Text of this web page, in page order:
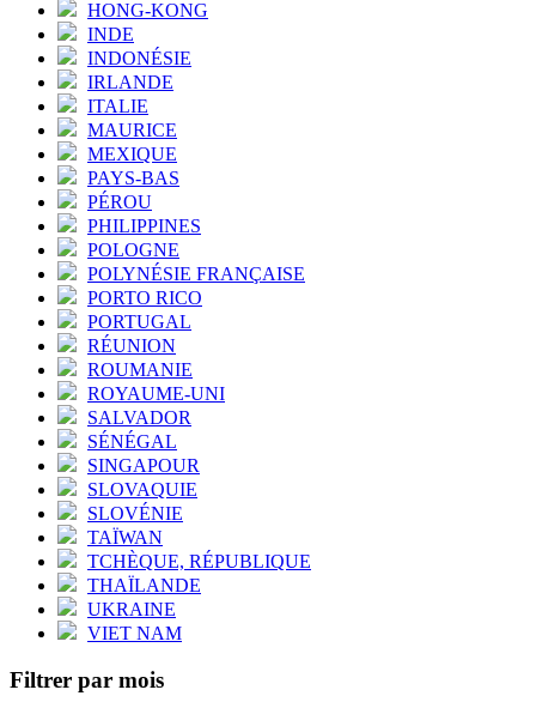
HONG-KONG
INDE
INDONÉSIE
IRLANDE
ITALIE
MAURICE
MEXIQUE
PAYS-BAS
PÉROU
PHILIPPINES
POLOGNE
POLYNÉSIE FRANÇAISE
PORTO RICO
PORTUGAL
RÉUNION
ROUMANIE
ROYAUME-UNI
SALVADOR
SÉNÉGAL
SINGAPOUR
SLOVAQUIE
SLOVÉNIE
TAÏWAN
TCHÈQUE, RÉPUBLIQUE
THAÏLANDE
UKRAINE
VIET NAM
Filtrer par mois